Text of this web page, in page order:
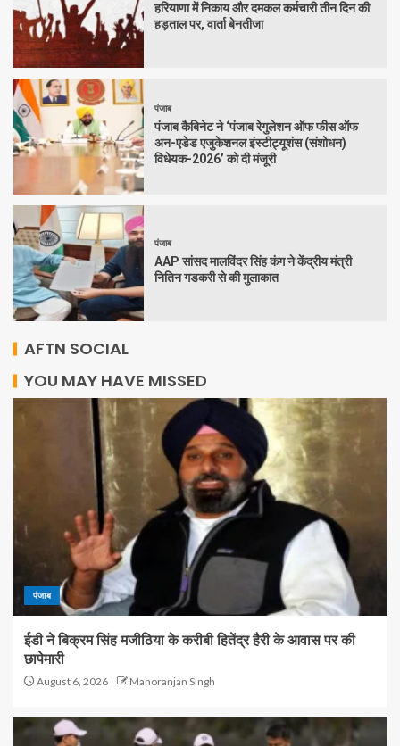
हरियाणा में निकाय और दमकल कर्मचारी तीन दिन की
हड़ताल पर, वार्ता बेनतीजा
पंजाब
पंजाब कैबिनेट ने ‘पंजाब रेगुलेशन ऑफ फीस ऑफ
अन-एडेड एजुकेशनल इंस्टीट्यूशंस (संशोधन)
विधेयक-2026’ को दी मंजूरी
पंजाब
AAP सांसद मालविंदर सिंह कंग ने केंद्रीय मंत्री
नितिन गडकरी से की मुलाकात
AFTN SOCIAL
YOU MAY HAVE MISSED
पंजाब
ईडी ने बिक्रम सिंह मजीठिया के करीबी हितेंद्र हैरी के आवास पर की
छापेमारी
August 6, 2026 Manoranjan Singh